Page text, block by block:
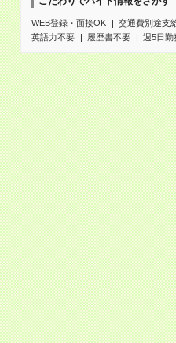
WEB登録・面接OK
交通費別途支
英語力不要
履歴書不要 週5日勤